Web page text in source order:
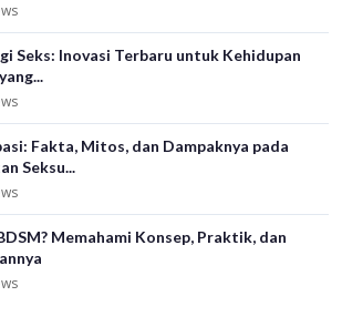
Seks: Inovasi Terbaru untuk Kehidupan
Fakta, Mitos, dan Dampaknya pada
Seksu...
Memahami Konsep, Praktik, dan